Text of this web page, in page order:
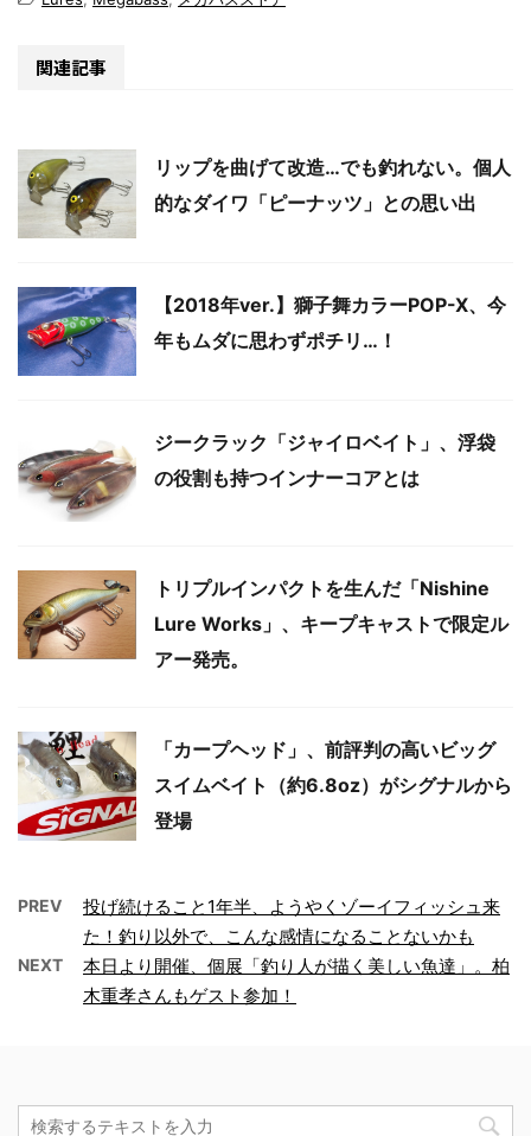
関連記事
リップを曲げて改造…でも釣れない。個人
的なダイワ「ピーナッツ」との思い出
【2018年ver.】獅子舞カラーPOP-X、今
年もムダに思わずポチリ…！
ジークラック「ジャイロベイト」、浮袋
の役割も持つインナーコアとは
トリプルインパクトを生んだ「Nishine
Lure Works」、キープキャストで限定ル
アー発売。
「カープヘッド」、前評判の高いビッグ
スイムベイト（約6.8oz）がシグナルから
登場
PREV
投げ続けること1年半、ようやくゾーイフィッシュ来
た！釣り以外で、こんな感情になることないかも
NEXT
本日より開催、個展「釣り人が描く美しい魚達」。柏
木重孝さんもゲスト参加！